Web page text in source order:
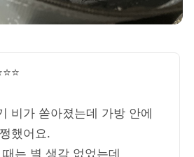
비가 쏟아졌는데 가방 안에
했어요.
는 별 생각 없었는데